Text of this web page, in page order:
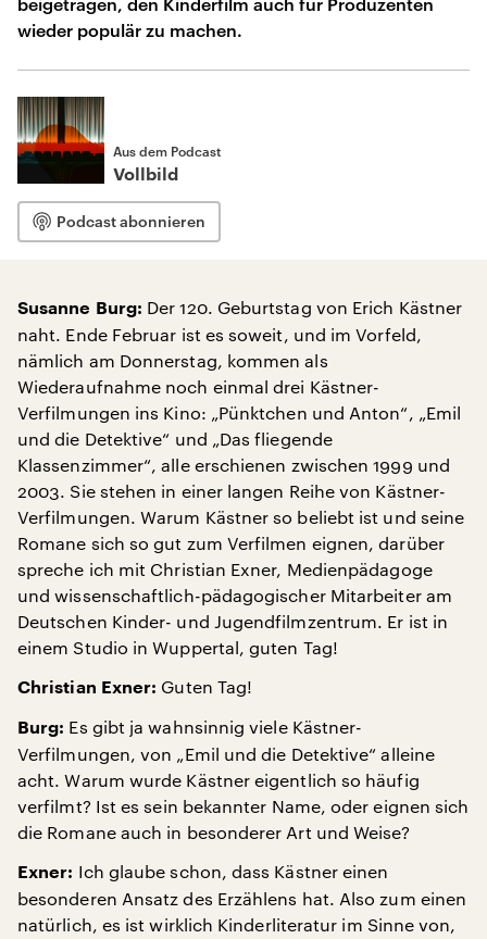
wieder populär zu machen.
Aus dem Podcast
Vollbild
Podcast abonnieren
Susanne Burg: Der 120. Geburtstag von Erich Kästner
naht. Ende Februar ist es soweit, und im Vorfeld,
nämlich am Donnerstag, kommen als
Wiederaufnahme noch einmal drei Kästner-
Verfilmungen ins Kino: „Pünktchen und Anton“, „Emil
und die Detektive“ und „Das fliegende
Klassenzimmer“, alle erschienen zwischen 1999 und
2003. Sie stehen in einer langen Reihe von Kästner-
Verfilmungen. Warum Kästner so beliebt ist und seine
Romane sich so gut zum Verfilmen eignen, darüber
spreche ich mit Christian Exner, Medienpädagoge
und wissenschaftlich-pädagogischer Mitarbeiter am
Deutschen Kinder- und Jugendfilmzentrum. Er ist in
einem Studio in Wuppertal, guten Tag!
Christian Exner: Guten Tag!
Burg: Es gibt ja wahnsinnig viele Kästner-
Verfilmungen, von „Emil und die Detektive“ alleine
acht. Warum wurde Kästner eigentlich so häufig
verfilmt? Ist es sein bekannter Name, oder eignen sich
die Romane auch in besonderer Art und Weise?
Exner: Ich glaube schon, dass Kästner einen
besonderen Ansatz des Erzählens hat. Also zum einen
natürlich, es ist wirklich Kinderliteratur im Sinne von,